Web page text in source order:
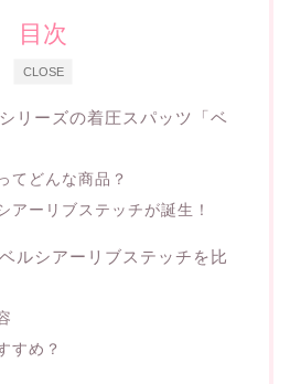
CLOSE
目次
リーズの着圧スパッツ「ベ
てどんな商品？
アーリブステッチが誕生！
ルシアーリブステッチを比
すめ？